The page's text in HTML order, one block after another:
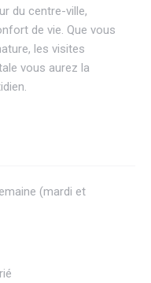
du centre-ville,
de vie. Que vous
les visites
vous aurez la
(mardi et